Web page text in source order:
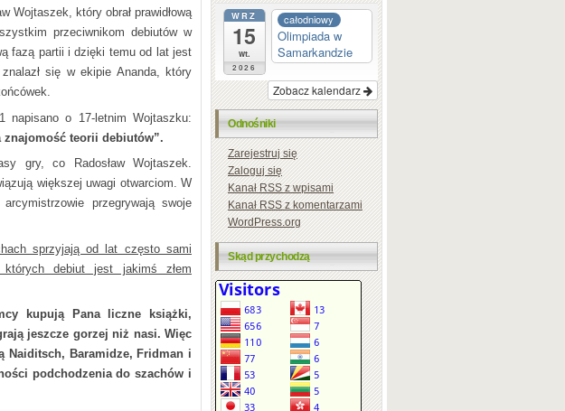
Wojtaszek, który obrał prawidłową
przeciwnikom debiutów w
fazą partii i dzięki temu od lat jest
się w ekipie Ananda, który
napisano o 17-letnim Wojtaszku:
znajomość teorii debiutów”.
gry, co Radosław Wojtaszek.
większej uwagi otwarciom. W
przegrywają swoje
sprzyjają od lat często sami
debiut jest jakimś złem
kupują Pana liczne książki,
jeszcze gorzej niż nasi. Więc
Naiditsch, Baramidze, Fridman i
podchodzenia do szachów i
WRZ
15
wt.
2026
całodniowy
Olimpiada w
Samarkandzie
Zobacz kalendarz
Odnośniki
Zarejestruj się
Zaloguj się
KanałRSSz wpisami
KanałRSSz komentarzami
WordPress.org
Skąd przychodzą